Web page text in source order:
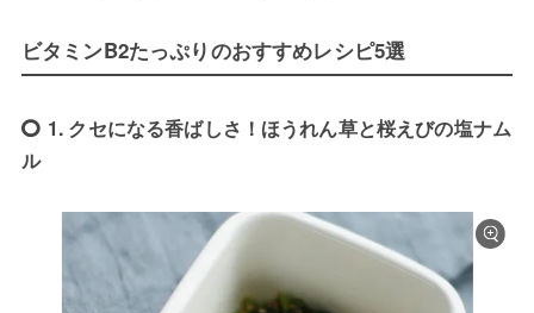
ビタミンB2たっぷりのおすすめレシピ5選
1. クセになる香ばしさ！ほうれん草と桜えびの塩ナム
ル